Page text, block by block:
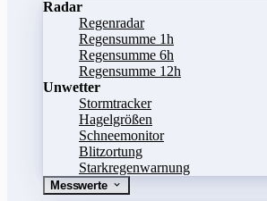
Radar
Regenradar
Regensumme 1h
Regensumme 6h
Regensumme 12h
Unwetter
Stormtracker
Hagelgrößen
Schneemonitor
Blitzortung
Starkregenwarnung
Messwerte